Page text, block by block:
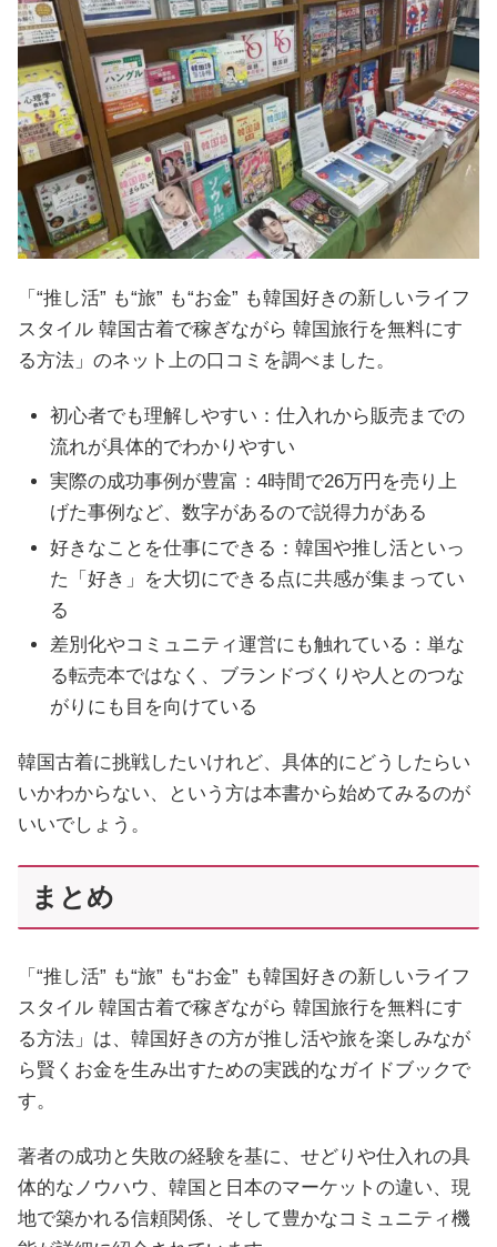
「“推し活” も“旅” も“お金” も韓国好きの新しいライフ
スタイル 韓国古着で稼ぎながら 韓国旅行を無料にす
る方法」のネット上の口コミを調べました。
初心者でも理解しやすい：仕入れから販売までの
流れが具体的でわかりやすい
実際の成功事例が豊富：4時間で26万円を売り上
げた事例など、数字があるので説得力がある
好きなことを仕事にできる：韓国や推し活といっ
た「好き」を大切にできる点に共感が集まってい
る
差別化やコミュニティ運営にも触れている：単な
る転売本ではなく、ブランドづくりや人とのつな
がりにも目を向けている
韓国古着に挑戦したいけれど、具体的にどうしたらい
いかわからない、という方は本書から始めてみるのが
いいでしょう。
まとめ
「“推し活” も“旅” も“お金” も韓国好きの新しいライフ
スタイル 韓国古着で稼ぎながら 韓国旅行を無料にす
る方法」は、韓国好きの方が推し活や旅を楽しみなが
ら賢くお金を生み出すための実践的なガイドブックで
す。
著者の成功と失敗の経験を基に、せどりや仕入れの具
体的なノウハウ、韓国と日本のマーケットの違い、現
地で築かれる信頼関係、そして豊かなコミュニティ機